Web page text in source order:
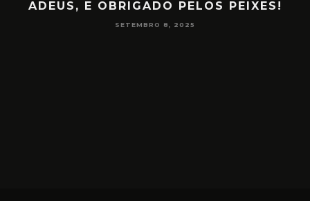
ADEUS, E OBRIGADO PELOS PEIXES!
SETEMBRO 8, 2025